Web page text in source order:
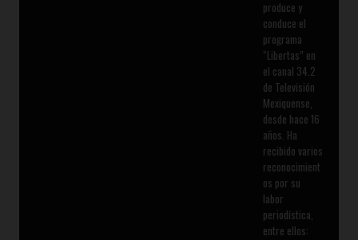
produce y
conduce el
programa
“Libertas” en
el canal 34.2
de Televisión
Mexiquense,
desde hace 16
años. Ha
recibido varios
reconocimient
os por su
labor
periodística,
entre ellos: